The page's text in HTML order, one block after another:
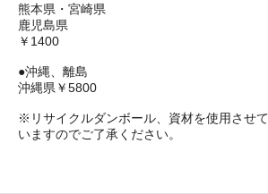
熊本県・宮崎県
鹿児島県
￥1400
●沖縄、離島
沖縄県￥5800
※リサイクルダンボール、資材を使用させ
いますのでご了承ください。